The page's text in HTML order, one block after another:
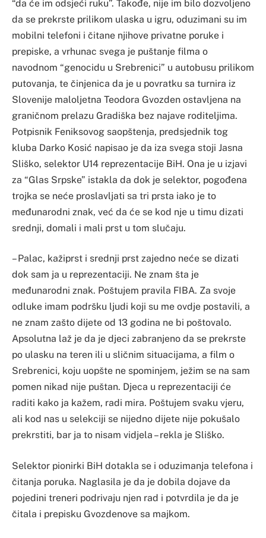
“da će im odsjeći ruku”. Takođe, nije im bilo dozvoljeno
da se prekrste prilikom ulaska u igru, oduzimani su im
mobilni telefoni i čitane njihove privatne poruke i
prepiske, a vrhunac svega je puštanje filma o
navodnom “genocidu u Srebrenici” u autobusu prilikom
putovanja, te činjenica da je u povratku sa turnira iz
Slovenije maloljetna Teodora Gvozden ostavljena na
graničnom prelazu Gradiška bez najave roditeljima.
Potpisnik Feniksovog saopštenja, predsjednik tog
kluba Darko Kosić napisao je da iza svega stoji Jasna
Sliško, selektor U14 reprezentacije BiH. Ona je u izjavi
za “Glas Srpske” istakla da dok je selektor, pogođena
trojka se neće proslavljati sa tri prsta iako je to
međunarodni znak, već da će se kod nje u timu dizati
srednji, domali i mali prst u tom slučaju.
– Palac, kažiprst i srednji prst zajedno neće se dizati
dok sam ja u reprezentaciji. Ne znam šta je
međunarodni znak. Poštujem pravila FIBA. Za svoje
odluke imam podršku ljudi koji su me ovdje postavili, a
ne znam zašto dijete od 13 godina ne bi poštovalo.
Apsolutna laž je da je djeci zabranjeno da se prekrste
po ulasku na teren ili u sličnim situacijama, a film o
Srebrenici, koju uopšte ne spominjem, ježim se na sam
pomen nikad nije puštan. Djeca u reprezentaciji će
raditi kako ja kažem, radi mira. Poštujem svaku vjeru,
ali kod nas u selekciji se nijedno dijete nije pokušalo
prekrstiti, bar ja to nisam vidjela – rekla je Sliško.
Selektor pionirki BiH dotakla se i oduzimanja telefona i
čitanja poruka. Naglasila je da je dobila dojave da
pojedini treneri podrivaju njen rad i potvrdila je da je
čitala i prepisku Gvozdenove sa majkom.